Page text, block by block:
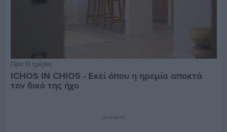
Πριν 13 ημέρες
ICHOS IN CHIOS - Εκεί όπου η ηρεμία αποκτά
τον δικό της ήχο
Διαφήμιση